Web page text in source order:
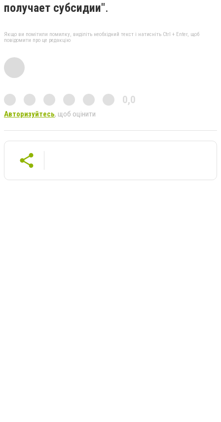
получает субсидии".
Якщо ви помітили помилку, виділіть необхідний текст і натисніть Ctrl + Enter, щоб
повідомити про це редакцію
0,0
Авторизуйтесь, щоб оцінити